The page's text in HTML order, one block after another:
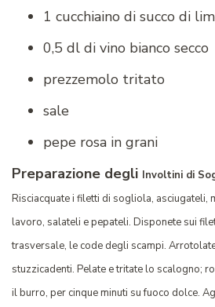
1 cucchiaino di succo di
0,5 dl di vino bianco secco
prezzemolo tritato
sale
pepe rosa in grani
Preparazione degli Involtini di
Risciacquate i filetti di sogliola, asciugateli,
lavoro, salateli e pepateli. Disponete sui
trasversale, le code degli scampi.
stuzzicadenti. Pelate e tritate lo scalogno;
il burro, per cinque minuti su fuoco dolce.